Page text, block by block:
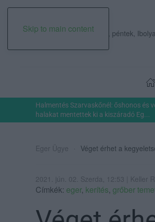
Skip to main content
2026. augusztus 07., péntek,
Halmentés Szarvaskőnél: őshonos és
halakat mentettek ki a kiszáradó Eg...
Eger Ügye Véget érhet a
2021. jún. 02. Szerda, 12:53 | Keller
Címkék: eger, kerítés, grőber